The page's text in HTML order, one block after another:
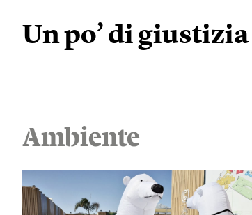
Un po’ di
Ambiente